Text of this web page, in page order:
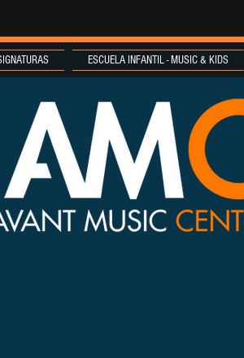
ESCUELA INFANTIL - MUSIC & KIDS